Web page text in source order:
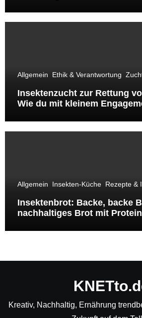
Allgemein Ethik & Verantwortung
Insektenzucht zur Rettung
Wie du mit kleinem
Allgemein Insekten-Küche Rezepte &
Insektenbrot: Backe, backe
nachhaltiges Brot mit
Kreativ, Nachhaltig, Ernährung